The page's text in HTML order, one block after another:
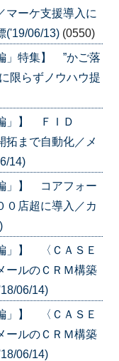
マーケ支援導入に
('19/06/13) (0550)
」特集】 ”かご落
限らずノウハウ提
」】 ＦＩＤ
拓まで自動化／メ
14)
」】 コアフォー
０店超に導入／カ
」】 〈ＣＡＳＥ
ールのＣＲＭ構築
06/14)
」】 〈ＣＡＳＥ
ールのＣＲＭ構築
06/14)